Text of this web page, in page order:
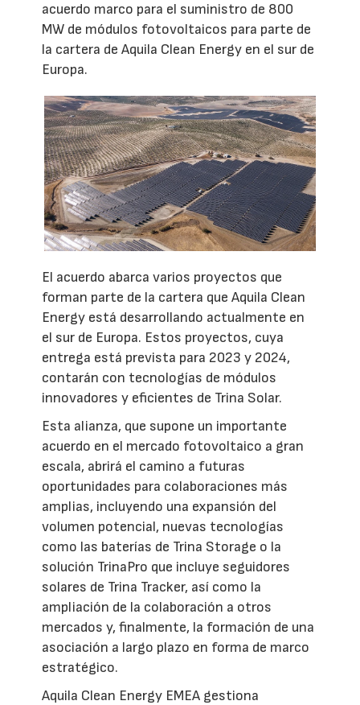
acuerdo marco para el suministro de 800
MW de módulos fotovoltaicos para parte de
la cartera de Aquila Clean Energy en el sur de
Europa.
El acuerdo abarca varios proyectos que
forman parte de la cartera que Aquila Clean
Energy está desarrollando actualmente en
el sur de Europa. Estos proyectos, cuya
entrega está prevista para 2023 y 2024,
contarán con tecnologías de módulos
innovadores y eficientes de Trina Solar.
Esta alianza, que supone un importante
acuerdo en el mercado fotovoltaico a gran
escala, abrirá el camino a futuras
oportunidades para colaboraciones más
amplias, incluyendo una expansión del
volumen potencial, nuevas tecnologías
como las baterías de Trina Storage o la
solución TrinaPro que incluye seguidores
solares de Trina Tracker, así como la
ampliación de la colaboración a otros
mercados y, finalmente, la formación de una
asociación a largo plazo en forma de marco
estratégico.
Aquila Clean Energy EMEA gestiona